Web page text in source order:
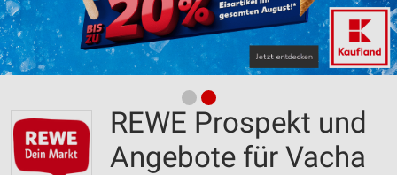
REWE Prospekt und
Angebote für Vacha